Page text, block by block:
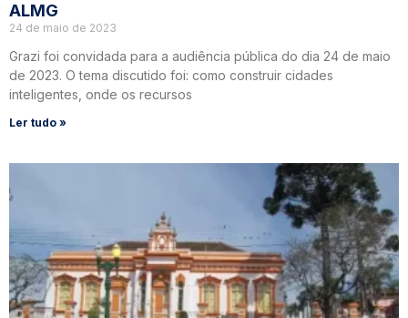
ALMG
24 de maio de 2023
Grazi foi convidada para a audiência pública do dia 24 de maio
de 2023. O tema discutido foi: como construir cidades
inteligentes, onde os recursos
Ler tudo »